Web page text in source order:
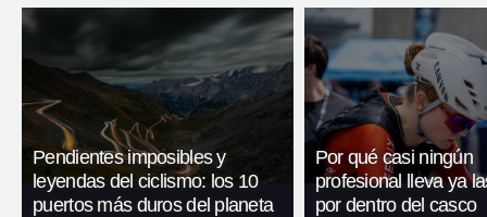
Pendientes imposibles y
leyendas del ciclismo: los 10
puertos más duros del planeta
Por qué casi ningún
profesional lleva ya
por dentro del casco